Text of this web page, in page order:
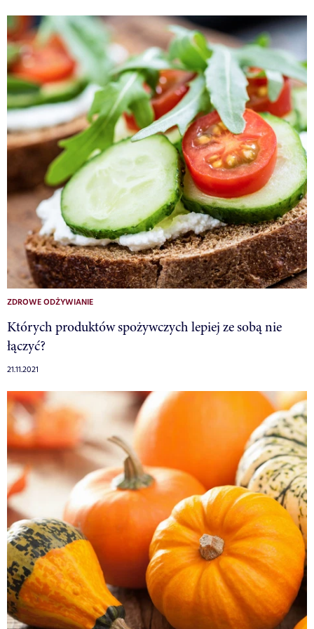
ZDROWE ODŻYWIANIE
Których produktów spożywczych lepiej ze sobą nie
łączyć?
21.11.2021